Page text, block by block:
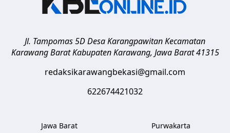
Jl. Tampomas 5D Desa Karangpawitan Kecamatan
Karawang Barat Kabupaten Karawang, Jawa Barat 41315
redaksikarawangbekasi@gmail.com
622674421032
Jawa Barat Purwakarta